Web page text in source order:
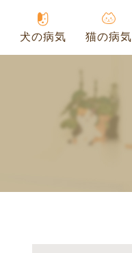
犬の病気 猫の病気